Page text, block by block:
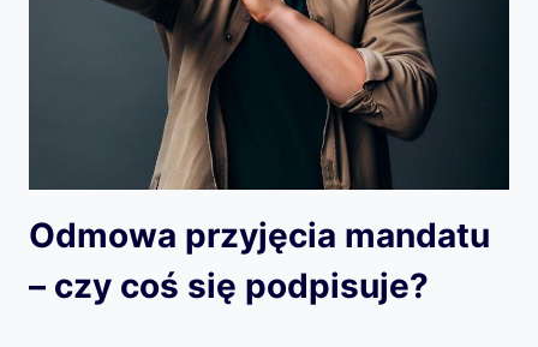
Odmowa przyjęcia mandatu
– czy coś się podpisuje?